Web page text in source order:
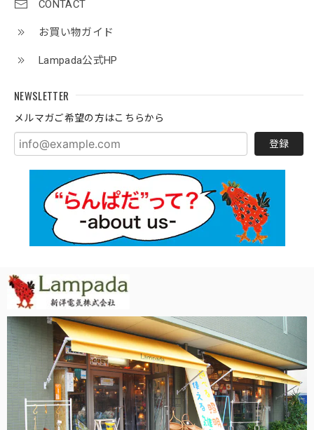
CONTACT
お買い物ガイド
Lampada公式HP
NEWSLETTER
メルマガご希望の方はこちらから
登録